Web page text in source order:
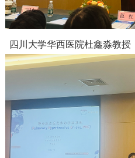
四川大学华西医院杜鑫淼教授